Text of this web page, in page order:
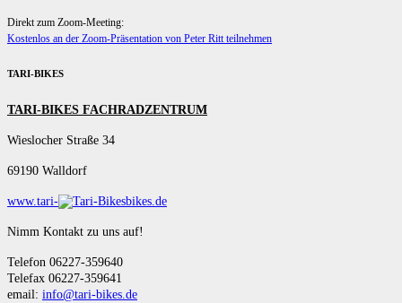
Direkt zum Zoom-Meeting:
Kostenlos an der Zoom-Präsentation von Peter Ritt teilnehmen
TARI-BIKES
TARI-BIKES FACHRADZENTRUM
Wieslocher Straße 34
69190 Walldorf
www.tari- bikes.de
Nimm Kontakt zu uns auf!
Telefon 06227-359640
Telefax 06227-359641
email: info@tari-bikes.de